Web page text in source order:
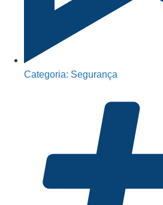
Categoria: Segurança